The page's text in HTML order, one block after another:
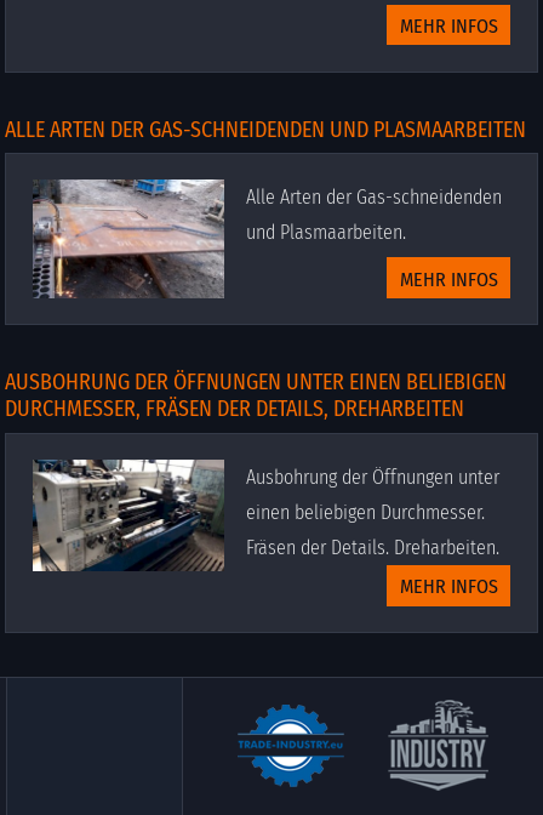
MEHR INFOS
ALLE ARTEN DER GAS-SCHNEIDENDEN UND PLASMAARBEITEN
Alle Arten der Gas-schneidenden
und Plasmaarbeiten.
MEHR INFOS
AUSBOHRUNG DER ÖFFNUNGEN UNTER EINEN BELIEBIGEN
DURCHMESSER, FRÄSEN DER DETAILS, DREHARBEITEN
Ausbohrung der Öffnungen unter
einen beliebigen Durchmesser.
Fräsen der Details. Dreharbeiten.
MEHR INFOS